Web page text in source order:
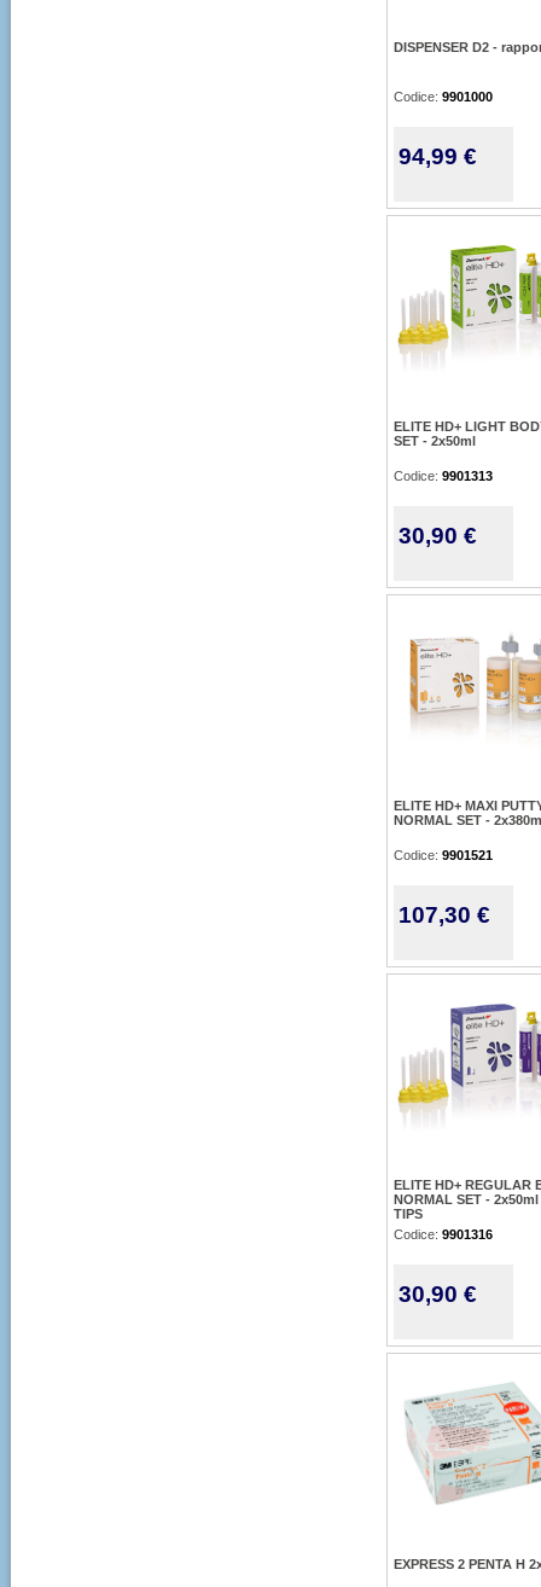
DISPENSER D2 -
Codice: 9901000
94,99 €
ELITE HD+ LIGHT
SET - 2x50ml
Codice: 9901313
30,90 €
ELITE HD+ MAXI
NORMAL SET -
Codice: 9901521
107,30 €
ELITE HD+ REGULAR
NORMAL SET - 2x50ml
TIPS
Codice: 9901316
30,90 €
EXPRESS 2 PENTA H